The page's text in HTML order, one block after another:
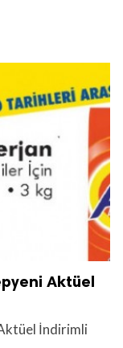
Aktüel
İndirimli